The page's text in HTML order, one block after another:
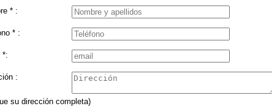
Nombre * :
Teléfono * :
*:
Dirección :
su dirección completa)